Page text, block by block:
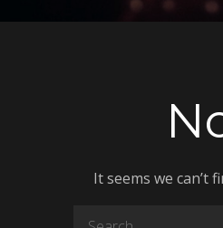
It seems we can’t
Search